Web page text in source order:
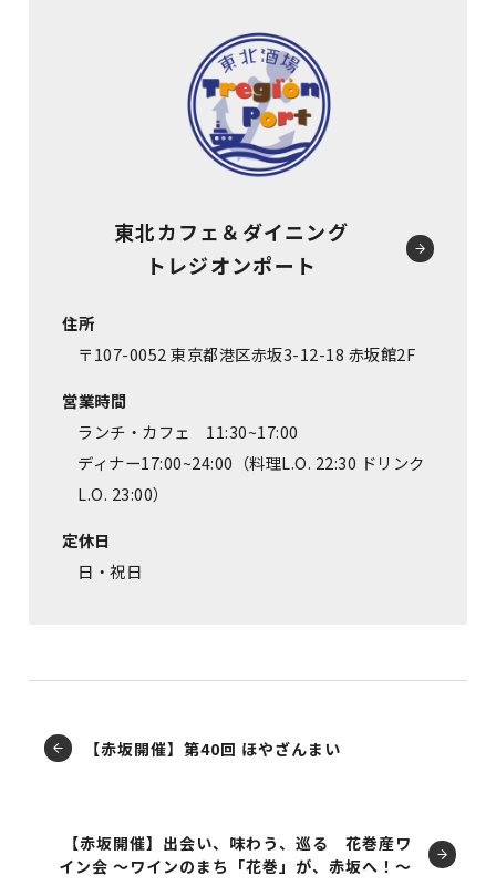
東北カフェ＆ダイニング
トレジオンポート
住所
〒107-0052 東京都港区赤坂3-12-18 赤坂館2F
営業時間
ランチ・カフェ 11:30~17:00
ディナー17:00~24:00（料理L.O. 22:30 ドリンク
L.O. 23:00）
定休日
日・祝日
【赤坂開催】第40回 ほやざんまい
【赤坂開催】出会い、味わう、巡る 花巻産ワ
イン会 ～ワインのまち「花巻」が、赤坂へ！～